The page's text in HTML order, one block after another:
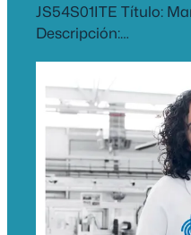
JS54S01ITE Título:
Descripción:…